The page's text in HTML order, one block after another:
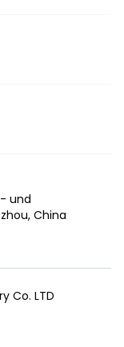
und
China
Co. LTD